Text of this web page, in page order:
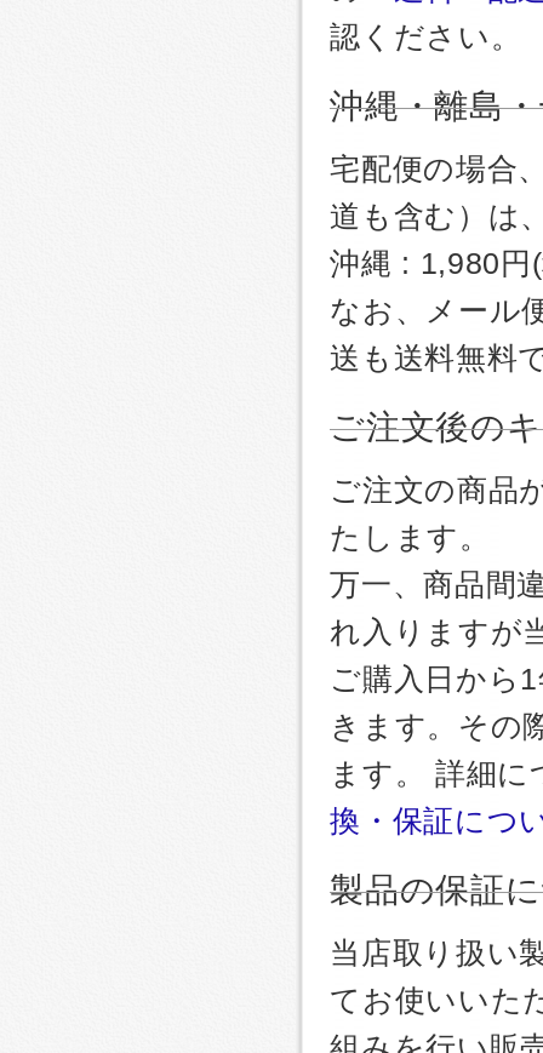
認ください。
沖縄・離島
宅配便の場合
道も含む）は
沖縄 : 1,980円
なお、メール
送も送料無料
ご注文後の
ご注文の商品
たします。
万一、商品間
れ入りますが
ご購入日から
きます。その
ます。 詳細
換・保証につ
製品の保証
当店取り扱い
てお使いいた